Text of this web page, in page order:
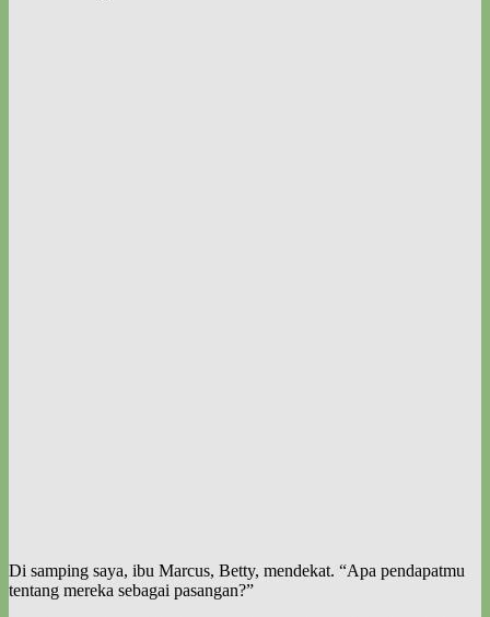
Di samping saya, ibu Marcus, Betty, mendekat. “Apa pendapatmu
tentang mereka sebagai pasangan?”